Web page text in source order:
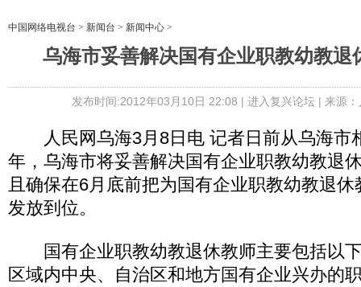
中国网络电视台 > 新闻台 > 新闻中心 >
乌海市妥善解决国有企业职教幼教退
发布时间:2012年03月10日 22:08 | 进入复兴论坛| 来源
人民网乌海3月8日电 记者日前从乌海市
年，乌海市将妥善解决国有企业职教幼教退
且确保在6月底前把为国有企业职教幼教退
发放到位。
国有企业职教幼教退休教师主要包括以
区域内中央、自治区和地方国有企业兴办的